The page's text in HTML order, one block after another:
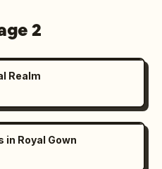
đồng bộ"}
2
Realm
in Royal Gown